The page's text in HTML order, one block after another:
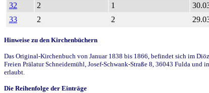
32
2 1
33
2 2
Hinweise zu den Kirchenbüchern
Das Original-Kirchenbuch von Januar 1838 bis 1866, befindet sich im
Freien Prälatur Schneidemühl, Josef-Schwank-Straße 8, 36043 Fulda
erlaubt.
Die Reihenfolge der Einträge